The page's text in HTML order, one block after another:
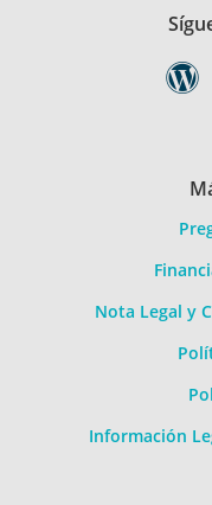
Nota Legal y
Información